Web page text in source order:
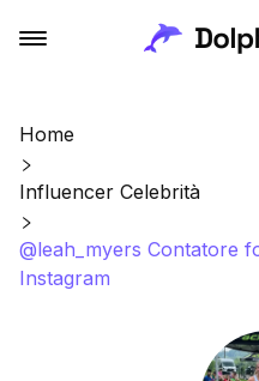
Home
Influencer Celebrità
@leah_myers Contatore
Instagram